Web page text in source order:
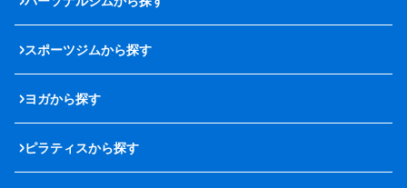
スポーツジムから探す
ヨガから探す
ピラティスから探す